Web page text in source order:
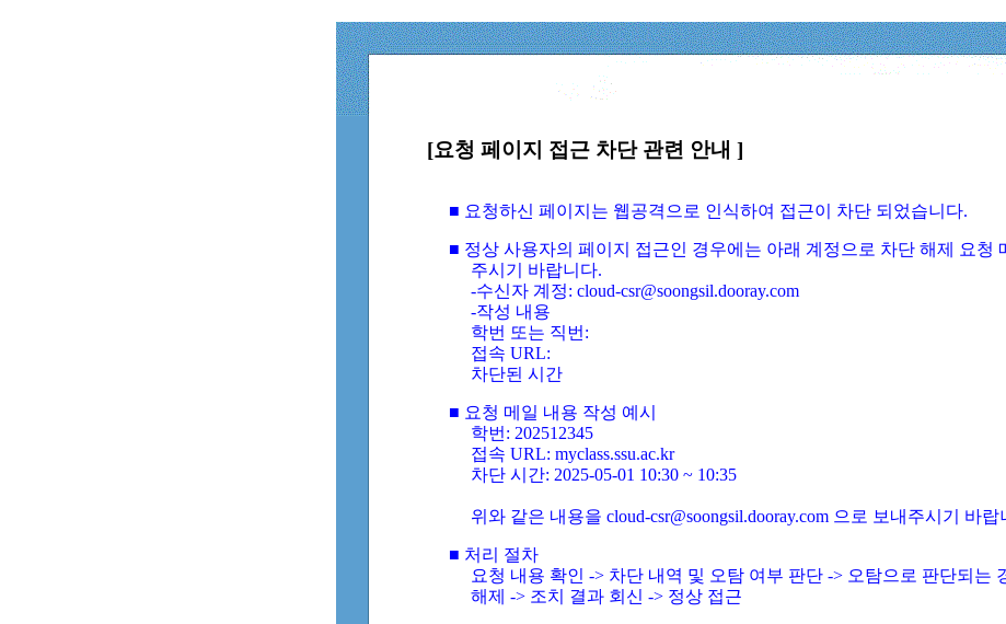
[요청 페이지 접근 차단 관련 안내 ]
■ 요청하신 페이지는 웹공격으로 인식하여 접근이 차단 되었습니다.
■ 정상 사용자의 페이지 접근인 경우에는 아래 계정으로 차단 해제 요청
주시기 바랍니다.
-수신자 계정: cloud-csr@soongsil.dooray.com
-작성 내용
학번 또는 직번:
접속 URL:
차단된 시간
■ 요청 메일 내용 작성 예시
학번: 202512345
접속 URL: myclass.ssu.ac.kr
차단 시간: 2025-05-01 10:30 ~ 10:35
위와 같은 내용을 cloud-csr@soongsil.dooray.com 으로 보내주시기 바랍
■ 처리 절차
요청 내용 확인 -> 차단 내역 및 오탐 여부 판단 -> 오탐으로 판단되는
해제 -> 조치 결과 회신 -> 정상 접근